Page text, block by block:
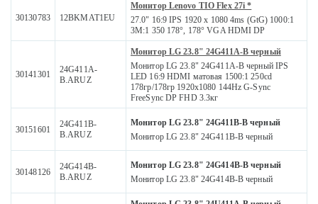
30130783 12BKMAT1EU
Монитор Lenovo TIO Flex 27i *
27.0" 16:9 IPS 1920 x 1080 4ms (GtG) 1000:1
3M:1 350 178°, 178° VGA HDMI DP
30141301
24G411A-
B.ARUZ
Монитор LG 23.8" 24G411A-B черный
Монитор LG 23.8" 24G411A-B черный IPS
LED 16:9 HDMI матовая 1500:1 250cd
178гр/178гр 1920x1080 144Hz G-Sync
FreeSync DP FHD 3.3кг
30151601
24G411B-
B.ARUZ
Монитор LG 23.8" 24G411B-B черный
Монитор LG 23.8" 24G411B-B черный
30148126
24G414B-
B.ARUZ
Монитор LG 23.8" 24G414B-B черный
Монитор LG 23.8" 24G414B-B черный